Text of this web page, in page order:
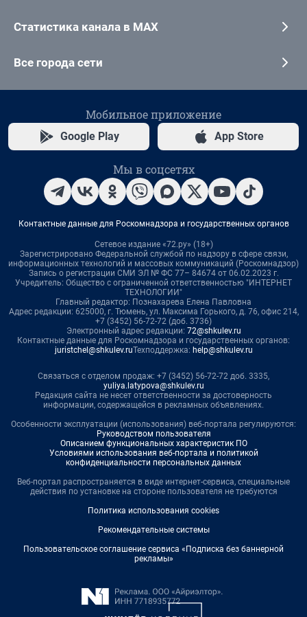
Статистика канала в MAX
Все города сети
Мобильное приложение
Google Play App Store
Мы в соцсетях
Контактные данные для Роскомнадзора и государственных органов
Сетевое издание «72.ру» (18+)
Зарегистрировано Федеральной службой по надзору в сфере связи,
информационных технологий и массовых коммуникаций (Роскомнадзор)
Запись о регистрации СМИ ЭЛ № ФС 77– 84674 от 06.02.2023 г.
Учредитель: Общество с ограниченной ответственностью "ИНТЕРНЕТ
ТЕХНОЛОГИИ"
Главный редактор: Познахарева Елена Павловна
Адрес редакции: 625000, г. Тюмень, ул. Максима Горького, д. 76, офис 214,
+7 (3452) 56-72-72 (доб. 3736)
Электронный адрес редакции: 72@shkulev.ru
Контактные данные для Роскомнадзора и государственных органов:
juristchel@shkulev.ruТехподдержка: help@shkulev.ru
Связаться с отделом продаж: +7 (3452) 56-72-72 доб. 3335,
yuliya.latypova@shkulev.ru
Редакция сайта не несет ответственности за достоверность
информации, содержащейся в рекламных объявлениях.
Особенности эксплуатации (использования) веб-портала регулируются:
Руководством пользователя
Описанием функциональных характеристик ПО
Условиями использования веб-портала и политикой
конфиденциальности персональных данных
Веб-портал распространяется в виде интернет-сервиса, специальные
действия по установке на стороне пользователя не требуются
Политика использования cookies
Рекомендательные системы
Пользовательское соглашение сервиса «Подписка без баннерной
рекламы»